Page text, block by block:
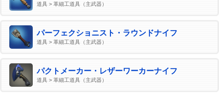
道具 > 革細工道具（主武器）
パーフェクショニスト・ラウンドナイフ
道具 > 革細工道具（主武器）
パクトメーカー・レザーワーカーナイフ
道具 > 革細工道具（主武器）